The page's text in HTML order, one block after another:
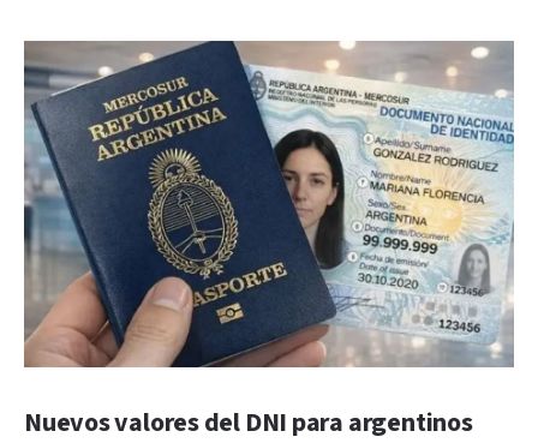
Nuevos valores del DNI para argentinos